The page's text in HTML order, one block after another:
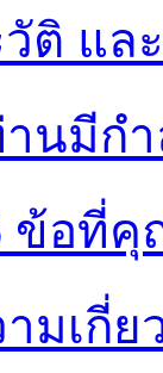
วัติ แ
นมีก
ข้อที่
มเกี่